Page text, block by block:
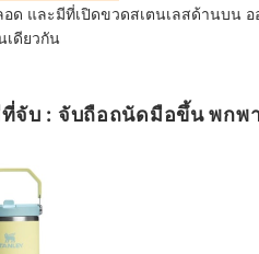
ด และมีที่เปิดขวดสเตนเลสด้านบน
เดียวกัน
จับ : จับถือถนัดมือขึ้น พกพ